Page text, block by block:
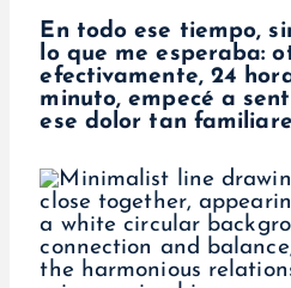
En todo ese tiempo,
lo que me esperaba:
efectivamente, 24
minuto, empecé a
ese dolor tan